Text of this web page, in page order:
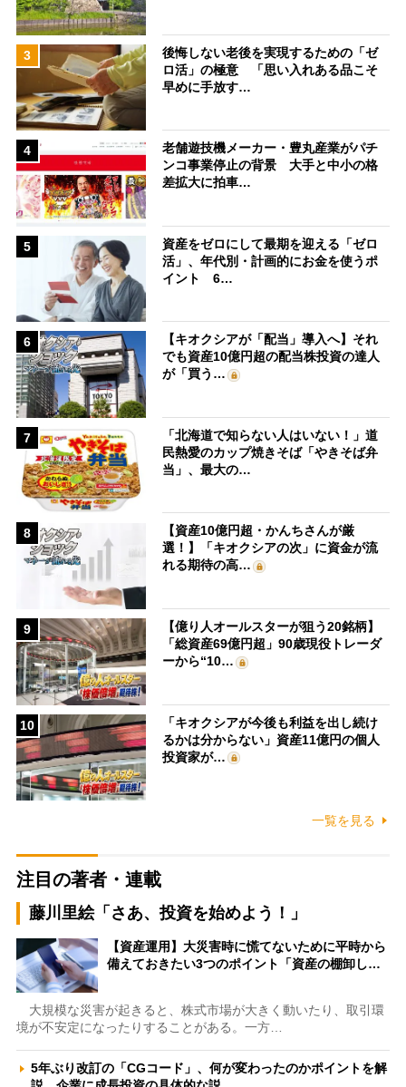
3
後悔しない老後を実現するための「ゼ
ロ活」の極意 「思い入れある品こそ
早めに手放す…
4
老舗遊技機メーカー・豊丸産業がパチ
ンコ事業停止の背景 大手と中小の格
差拡大に拍車…
5
資産をゼロにして最期を迎える「ゼロ
活」、年代別・計画的にお金を使うポ
イント 6…
6
【キオクシアが「配当」導入へ】それ
でも資産10億円超の配当株投資の達人
が「買う…
7
「北海道で知らない人はいない！」道
民熱愛のカップ焼きそば「やきそば弁
当」、最大の…
8
【資産10億円超・かんちさんが厳
選！】「キオクシアの次」に資金が流
れる期待の高…
9
【億り人オールスターが狙う20銘柄】
「総資産69億円超」90歳現役トレーダ
ーから“10…
10
「キオクシアが今後も利益を出し続け
るかは分からない」資産11億円の個人
投資家が…
一覧を見る
注目の著者・連載
藤川里絵「さあ、投資を始めよう！」
【資産運用】大災害時に慌てないために平時から
備えておきたい3つのポイント「資産の棚卸し…
大規模な災害が起きると、株式市場が大きく動いたり、取引環
境が不安定になったりすることがある。一方…
5年ぶり改訂の「CGコード」、何が変わったのかポイントを解